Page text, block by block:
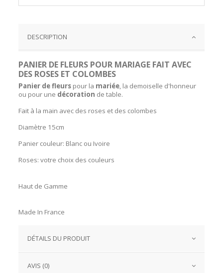
DESCRIPTION
PANIER DE FLEURS POUR MARIAGE FAIT AVEC
DES ROSES ET COLOMBES
Panier de fleurs pour la mariée, la demoiselle d'honneur
ou pour une décoration de table.
Fait à la main avec des roses et des colombes
Diamètre 15cm
Panier couleur: Blanc ou Ivoire
Roses: votre choix des couleurs
Haut de Gamme
Made In France
DÉTAILS DU PRODUIT
AVIS (0)